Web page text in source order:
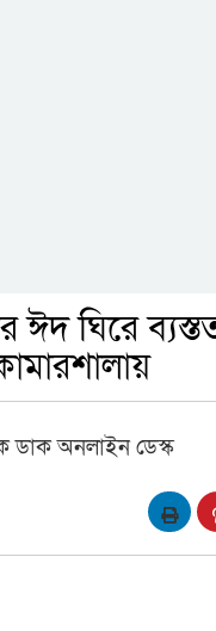
ঈদ ঘিরে
ডাক অনলাইন ডেস্ক